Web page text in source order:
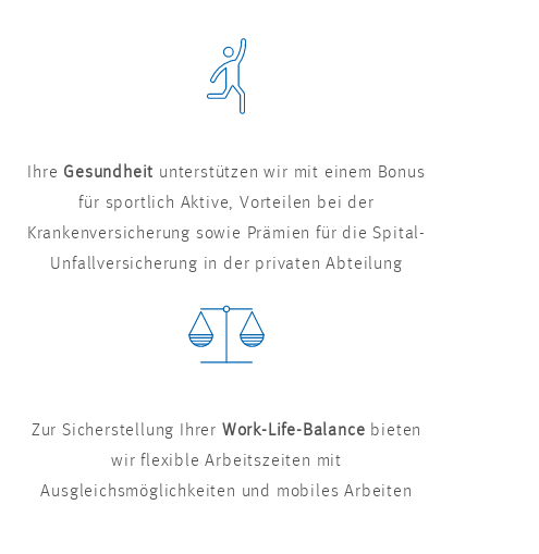
Ihre Gesundheit unterstützen wir mit einem Bonus
für sportlich Aktive, Vorteilen bei der
Krankenversicherung sowie Prämien für die Spital-
Unfallversicherung in der privaten Abteilung
Zur Sicherstellung Ihrer Work-Life-Balance bieten
wir flexible Arbeitszeiten mit
Ausgleichsmöglichkeiten und mobiles Arbeiten